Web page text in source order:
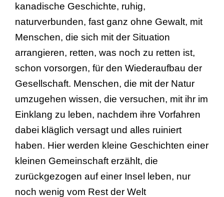
kanadische Geschichte, ruhig,
naturverbunden, fast ganz ohne Gewalt, mit
Menschen, die sich mit der Situation
arrangieren, retten, was noch zu retten ist,
schon vorsorgen, für den Wiederaufbau der
Gesellschaft. Menschen, die mit der Natur
umzugehen wissen, die versuchen, mit ihr im
Einklang zu leben, nachdem ihre Vorfahren
dabei kläglich versagt und alles ruiniert
haben. Hier werden kleine Geschichten einer
kleinen Gemeinschaft erzählt, die
zurückgezogen auf einer Insel leben, nur
noch wenig vom Rest der Welt